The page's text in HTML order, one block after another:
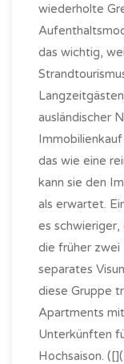
wiederholte
das wichtig,
ausländischer
das wie eine
kann sie den
als erwartet.
es schwieriger,
die früher zwei
separates
diese Gruppe
Apartments
Unterkünften
Hochsaison.